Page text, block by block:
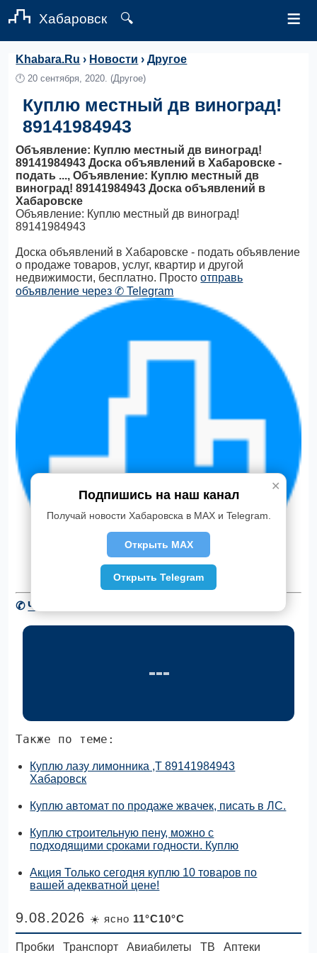
Хабаровск 🔍 ≡
Khabara.Ru › Новости ›Другое
🕛20 сентября, 2020. (Другое)
Куплю местный дв виноград!
89141984943
Объявление: Куплю местный дв виноград!
89141984943 Доска объявлений в Хабаровске -
подать ..., Объявление: Куплю местный дв
виноград! 89141984943 Доска объявлений в
Хабаровске
Объявление: Куплю местный дв виноград!
89141984943
Доска объявлений в Хабаровске - подать объявление
о продаже товаров, услуг, квартир и другой
недвижимости, бесплатно. Простоотправь
объявление через ✆ Telegram
✆Читать новости Хабаровска в Telegram
Также по теме:
Куплю лазу лимонника ,Т 89141984943
Хабаровск
Куплю автомат по продаже жвачек, писать в ЛС.
Куплю строительную пену, можно с
подходящими сроками годности. Куплю
Акция Только сегодня куплю 10 товаров по
вашей адекватной цене!
✕
Подпишись на наш канал
Получай новости Хабаровска в MAX и Telegram.
Открыть MAX
Открыть Telegram
9.08.2026 ☀️ ясно 11°C10°C
Пробки Транспорт Авиабилеты ТВ Аптеки